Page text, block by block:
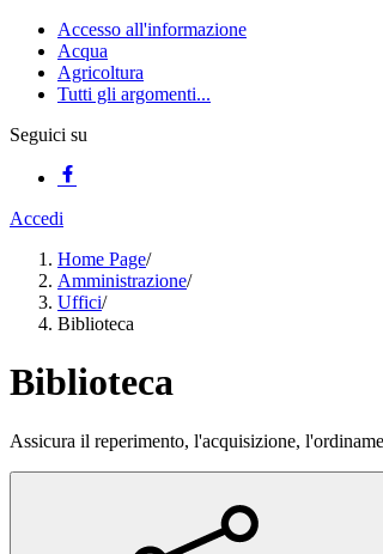
Accesso all'informazione
Acqua
Agricoltura
Tutti gli argomenti...
Seguici su
Accedi
Home Page/
Amministrazione/
Uffici/
Biblioteca
Biblioteca
Assicura il reperimento, l'acquisizione,